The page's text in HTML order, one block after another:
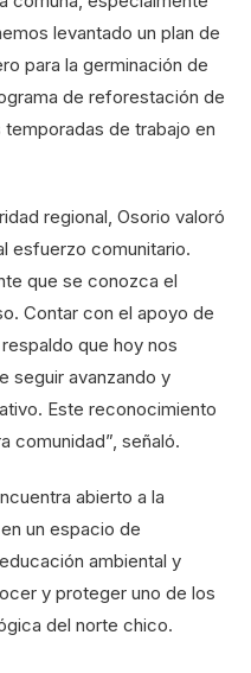
levantado un plan de
para la germinación de
de reforestación de
de trabajo en
regional, Osorio valoró
esfuerzo comunitario.
que se conozca el
Contar con el apoyo de
que hoy nos
seguir avanzando y
Este reconocimiento
comunidad”, señaló.
abierto a la
un espacio de
ambiental y
y proteger uno de los
del norte chico.